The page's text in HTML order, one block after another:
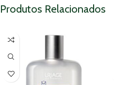
Produtos Relacionados